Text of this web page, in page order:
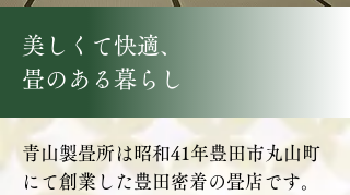
美しくて快適、
畳のある暮らし
青山製畳所は昭和41年豊田市丸山町
にて創業した豊田密着の畳店です。